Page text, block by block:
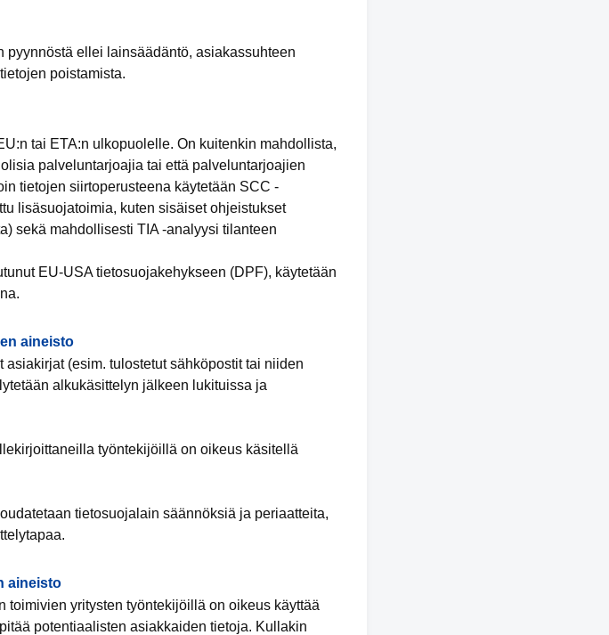
ellei lainsäädäntö, asiakassuhteen
poistamista.
tai ETA:n ulkopuolelle. On kuitenkin mahdollista,
palveluntarjoajia tai että palveluntarjoajien
tietojen siirtoperusteena käytetään SCC -
lisäsuojatoimia, kuten sisäiset ohjeistukset
sekä mahdollisesti TIA -analyysi tilanteen
EU-USA tietosuojakehykseen (DPF), käytetään
aineisto
(esim. tulostetut sähköpostit tai niiden
alkukäsittelyn jälkeen lukituissa ja
työntekijöillä on oikeus käsitellä
tietosuojalain säännöksiä ja periaatteita,
aineisto
yritysten työntekijöillä on oikeus käyttää
potentiaalisten asiakkaiden tietoja. Kullakin